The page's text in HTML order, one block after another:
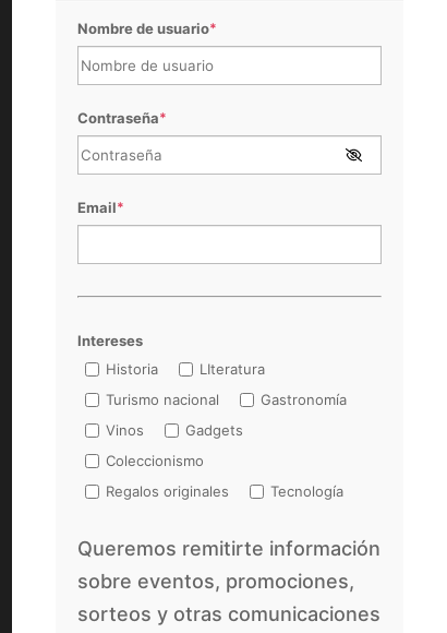
Nombre de usuario*
Contraseña*
Email*
Intereses
Historia
LIteratura
Turismo nacional
Gastronomía
Vinos
Gadgets
Coleccionismo
Regalos originales
Tecnología
Queremos remitirte información
sobre eventos, promociones,
sorteos y otras comunicaciones